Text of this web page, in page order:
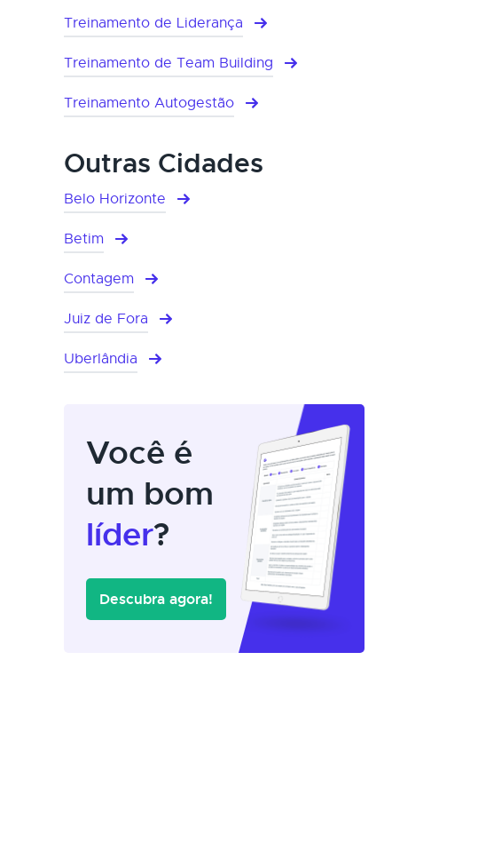
Treinamento de Liderança
Treinamento de Team Building
Treinamento Autogestão
Outras Cidades
Belo Horizonte
Betim
Contagem
Juiz de Fora
Uberlândia
Você é
um bom
líder?
Descubra agora!